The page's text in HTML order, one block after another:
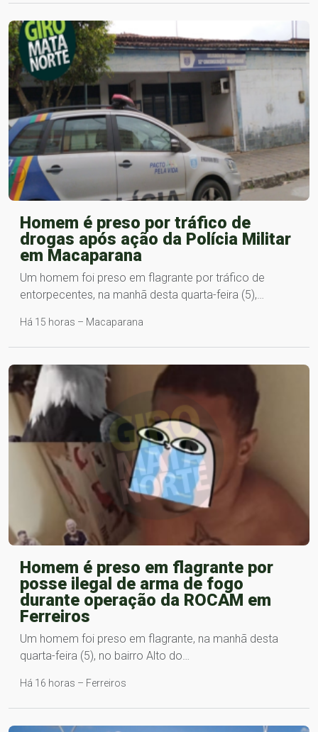
Homem é preso por tráfico de
drogas após ação da Polícia Militar
em Macaparana
Um homem foi preso em flagrante por tráfico de
entorpecentes, na manhã desta quarta-feira (5),…
Há 15 horas – Macaparana
Homem é preso em flagrante por
posse ilegal de arma de fogo
durante operação da ROCAM em
Ferreiros
Um homem foi preso em flagrante, na manhã desta
quarta-feira (5), no bairro Alto do…
Há 16 horas – Ferreiros